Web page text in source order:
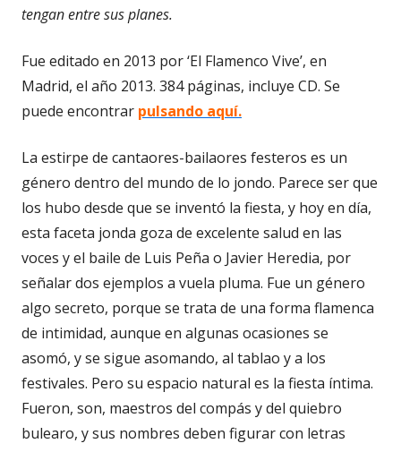
tengan entre sus planes.
Fue editado en 2013 por ‘El Flamenco Vive’, en
Madrid, el año 2013. 384 páginas, incluye CD. Se
puede encontrar pulsando aquí.
La estirpe de cantaores-bailaores festeros es un
género dentro del mundo de lo jondo. Parece ser que
los hubo desde que se inventó la fiesta, y hoy en día,
esta faceta jonda goza de excelente salud en las
voces y el baile de Luis Peña o Javier Heredia, por
señalar dos ejemplos a vuela pluma. Fue un género
algo secreto, porque se trata de una forma flamenca
de intimidad, aunque en algunas ocasiones se
asomó, y se sigue asomando, al tablao y a los
festivales. Pero su espacio natural es la fiesta íntima.
Fueron, son, maestros del compás y del quiebro
bulearo, y sus nombres deben figurar con letras